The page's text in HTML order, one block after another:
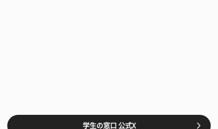
学生の窓口 公式X